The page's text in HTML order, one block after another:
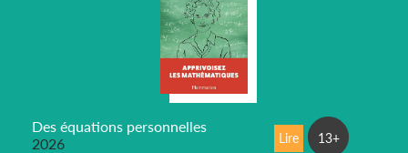
Des équations personnelles
2026
Lire 13+